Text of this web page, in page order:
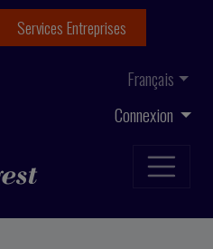
Connexion
Français
Services Entreprises